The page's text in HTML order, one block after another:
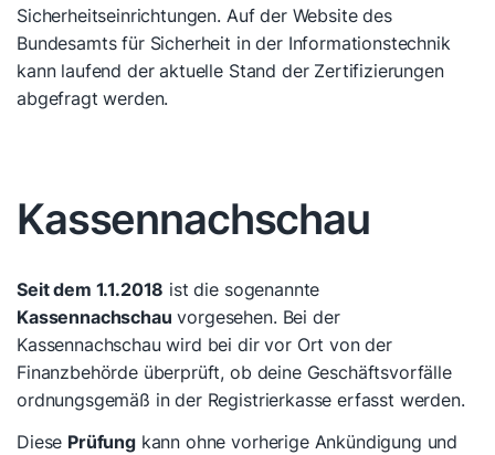
Sicherheitseinrichtungen. Auf der Website des
Bundesamts für Sicherheit in der Informationstechnik
kann laufend der aktuelle Stand der Zertifizierungen
abgefragt werden.
Kassennachschau
Seit dem 1.1.2018 ist die sogenannte
Kassennachschau vorgesehen. Bei der
Kassennachschau wird bei dir vor Ort von der
Finanzbehörde überprüft, ob deine Geschäftsvorfälle
ordnungsgemäß in der Registrierkasse erfasst werden.
Diese Prüfungkann ohne vorherige Ankündigung und